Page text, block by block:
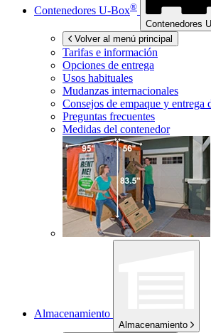
Contenedores U-Box®
Contenedores
Volver al menú principal
Tarifas e información
Opciones de entrega
Usos habituales
Mudanzas internacionales
Consejos de empaque y entrega
Preguntas frecuentes
Medidas del contenedor
Almacenamiento
Almacenamiento